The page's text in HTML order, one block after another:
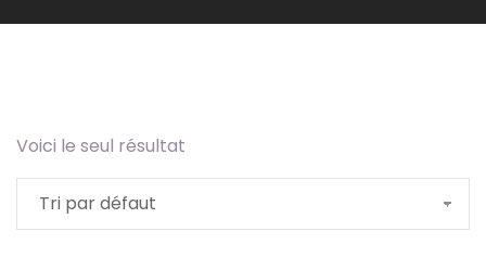
Voici le seul résultat